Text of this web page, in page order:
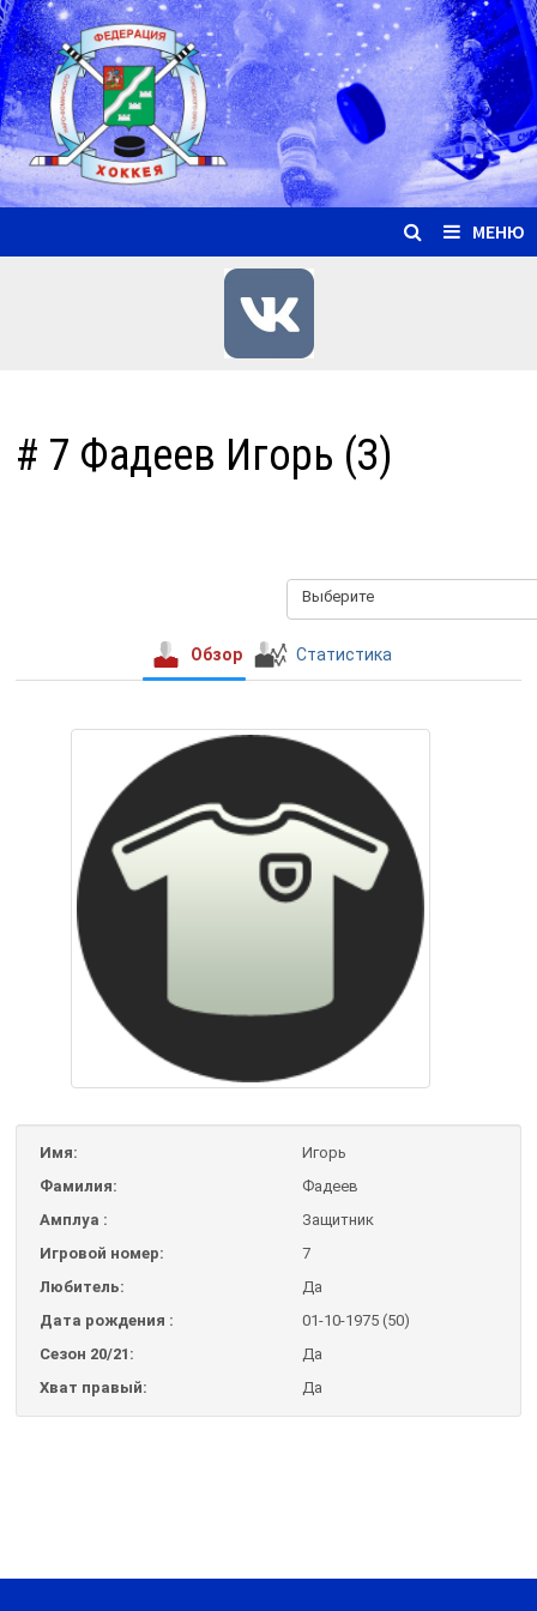
Перейти
к
содержимому
МЕНЮ
# 7 Фадеев Игорь (З)
Выберите
Обзор Статистика
Имя:
Игорь
Фамилия:
Фадеев
Амплуа :
Защитник
Игровой номер:
7
Любитель:
Да
Дата рождения :
01-10-1975 (50)
Сезон 20/21:
Да
Хват правый:
Да